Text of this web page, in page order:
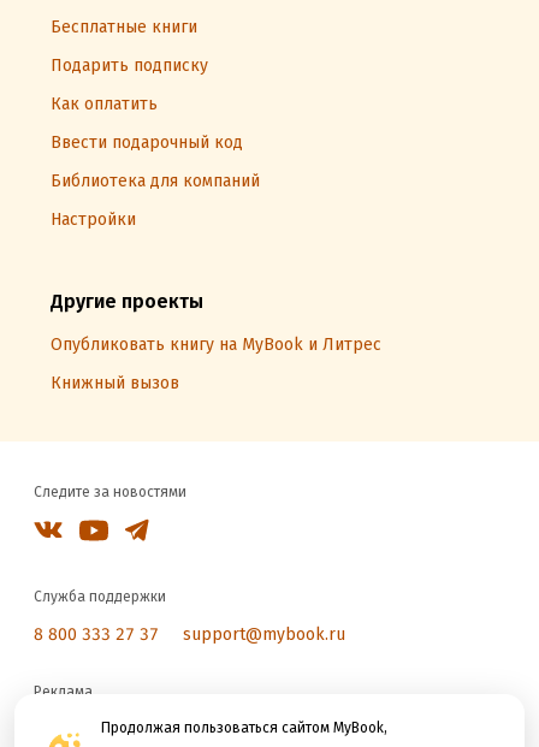
Продолжая пользоваться сайтом MyBook,
Бесплатные книги
Подарить подписку
Как оплатить
Ввести подарочный код
Библиотека для компаний
Настройки
Другие проекты
Опубликовать книгу на MyBook и Литрес
Книжный вызов
Следите за новостями
Служба поддержки
8 800 333 27 37 support@mybook.ru
Реклама
reklama@litres.ru